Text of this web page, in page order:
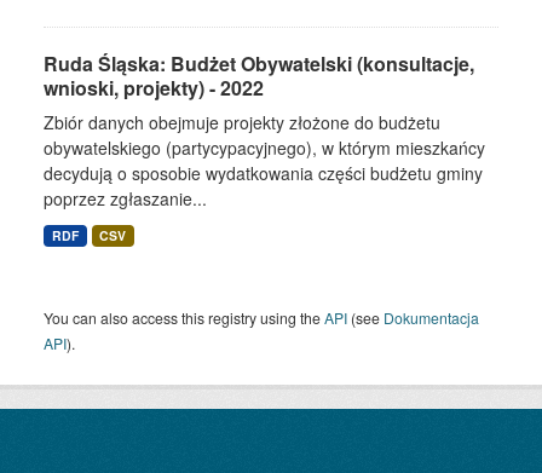
Ruda Śląska: Budżet Obywatelski (konsultacje,
wnioski, projekty) - 2022
Zbiór danych obejmuje projekty złożone do budżetu
obywatelskiego (partycypacyjnego), w którym mieszkańcy
decydują o sposobie wydatkowania części budżetu gminy
poprzez zgłaszanie...
RDF CSV
You can also access this registry using theAPI (see Dokumentacja
API).